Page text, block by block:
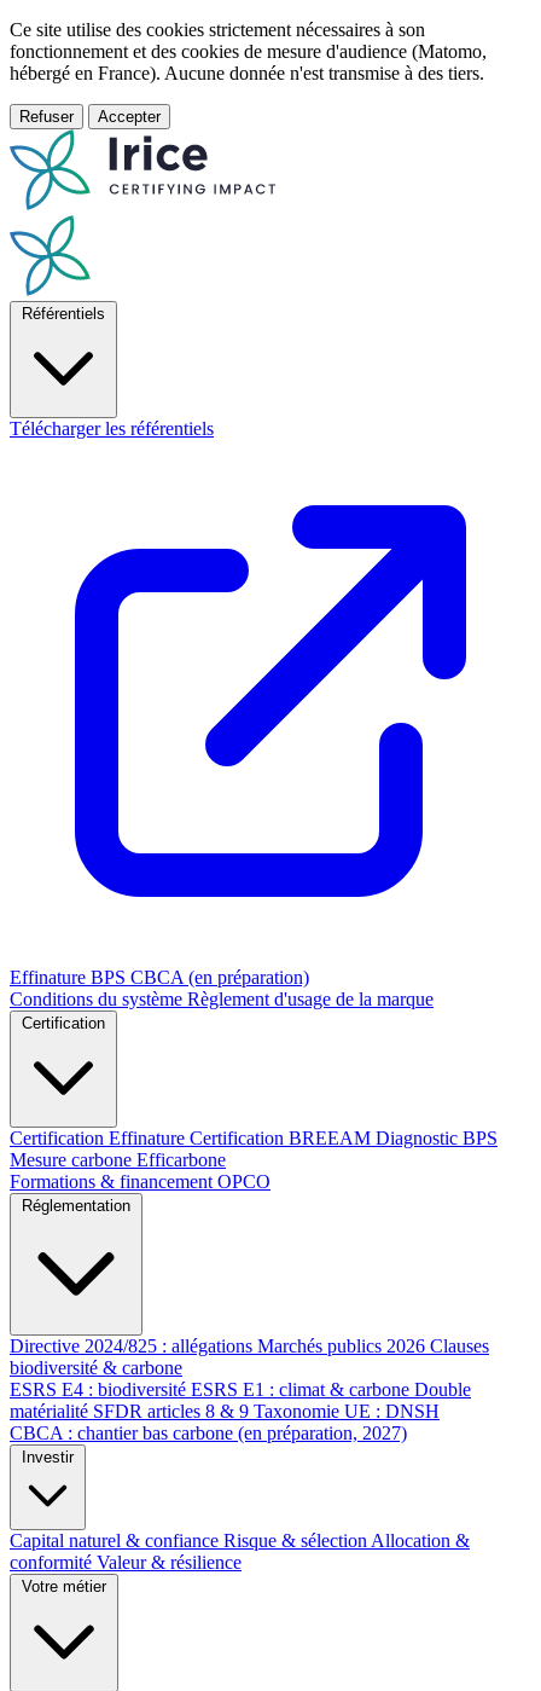
Ce site utilise des cookies strictement nécessaires à son
fonctionnement et des cookies de mesure d'audience (Matomo,
hébergé en France). Aucune donnée n'est transmise à des tiers.
Refuser Accepter
Référentiels
Télécharger les référentiels
Effinature BPS CBCA (en préparation)
Conditions du système Règlement d'usage de la marque
Certification
Certification Effinature Certification BREEAM Diagnostic BPS
Mesure carbone Efficarbone
Formations & financement OPCO
Réglementation
Directive 2024/825 : allégations Marchés publics 2026 Clauses
biodiversité & carbone
ESRS E4 : biodiversité ESRS E1 : climat & carbone Double
matérialité SFDR articles 8 & 9 Taxonomie UE : DNSH
CBCA : chantier bas carbone (en préparation, 2027)
Investir
Capital naturel & confiance Risque & sélection Allocation &
conformité Valeur & résilience
Votre métier